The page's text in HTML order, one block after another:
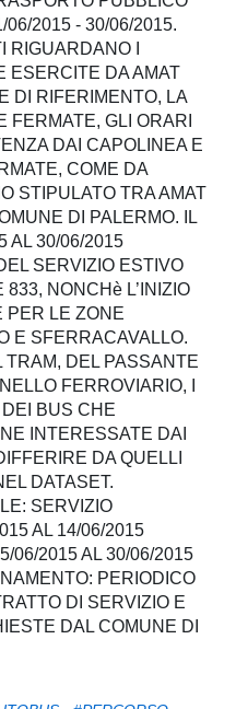
06/2015 - 30/06/2015.
RIGUARDANO I
ESERCITE DA AMAT
DI RIFERIMENTO, LA
FERMATE, GLI ORARI
DAI CAPOLINEA E
COME DA
STIPULATO TRA AMAT
DI PALERMO. IL
AL 30/06/2015
SERVIZIO ESTIVO
NONCHè L’INIZIO
PER LE ZONE
E SFERRACAVALLO.
TRAM, DEL PASSANTE
FERROVIARIO, I
BUS CHE
INTERESSATE DAI
DA QUELLI
DATASET.
SERVIZIO
AL 14/06/2015
06/2015 AL 30/06/2015
PERIODICO
DI SERVIZIO E
DAL COMUNE DI